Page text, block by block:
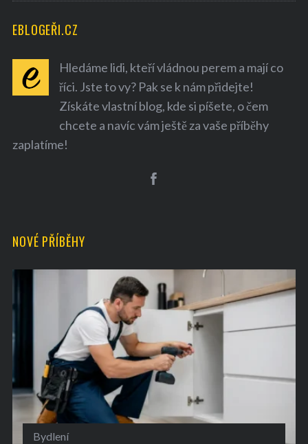
EBLOGEŘI.CZ
Hledáme lidi, kteří vládnou perem a mají co
říci. Jste to vy? Pak se k nám přidejte!
Získáte vlastní blog, kde si píšete, o čem
chcete a navíc vám ještě za vaše příběhy
zaplatíme!
NOVÉ PŘÍBĚHY
Bydlení